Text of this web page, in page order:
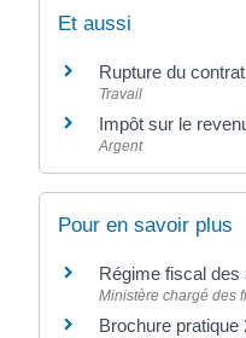
Et aussi
Rupture du
Travail
Impôt sur le
Argent
Pour en savoir plus
Régime fiscal
Ministère chargé des
Brochure